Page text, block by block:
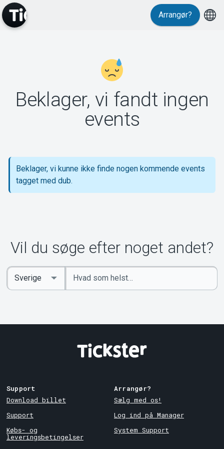
Support
Om Tickster
Arrangør?
Beklager, vi fandt ingen
events
Beklager, vi kunne ikke finde nogen kommende events
tagget med dub.
Vil du søge efter noget andet?
Indtast
søgeord
Select
Country
Support
Download billet
Support
Købs- og
leveringsbetingelser
Arrangør?
Sælg med os!
Log ind på Manager
System Support